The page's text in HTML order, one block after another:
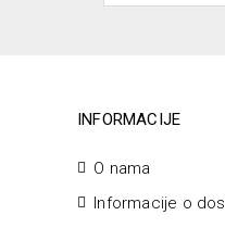
INFORMACIJE
O nama
Informacije o